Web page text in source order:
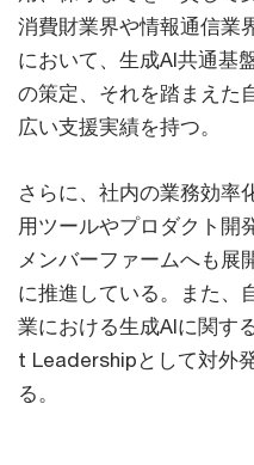
消費財業界や情報通信業
において、生成AI共通基
の策定、それを踏まえた
広い支援実績を持つ。
さらに、社内の業務効率
用ツールやプロダクト開
メンバーファームへも展
に推進している。また、
業における生成AIに関す
t Leadershipとして対外
る。